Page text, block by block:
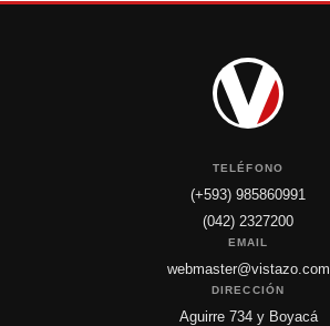
TELÉFONO
(+593) 985860991
(042) 2327200
EMAIL
webmaster@vistazo.com
DIRECCIÓN
Aguirre 734 y Boyacá